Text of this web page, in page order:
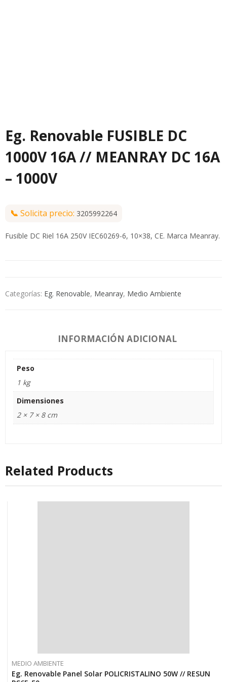
Eg. Renovable FUSIBLE DC
1000V 16A // MEANRAY DC 16A
– 1000V
📞 Solicita precio: 3205992264
Fusible DC Riel 16A 250V IEC60269-6, 10×38, CE. Marca Meanray.
Categorías: Eg. Renovable, Meanray, Medio Ambiente
INFORMACIÓN ADICIONAL
Peso
1 kg
Dimensiones
2 × 7 × 8 cm
Related Products
MEDIO AMBIENTE
Eg. Renovable Panel Solar POLICRISTALINO 50W // RESUN